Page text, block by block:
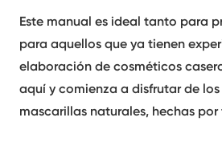
Este manual es ideal tanto para
para aquellos que ya tienen
elaboración de cosméticos
aquí y comienza a disfrutar de
mascarillas naturales, hechas por